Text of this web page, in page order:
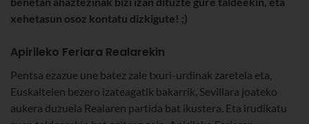
xehetasun osoz kontatu dizkigute! ;)
Apirileko Feriara Realarekin
Pentsa ezazue une batez zale txuri-urdinak zaretela eta,
Euskaltelen bezero izateagatik bakarrik, Sevillara joateko
aukera duzuela Realaren partida bat ikustera. Eta irudikatu